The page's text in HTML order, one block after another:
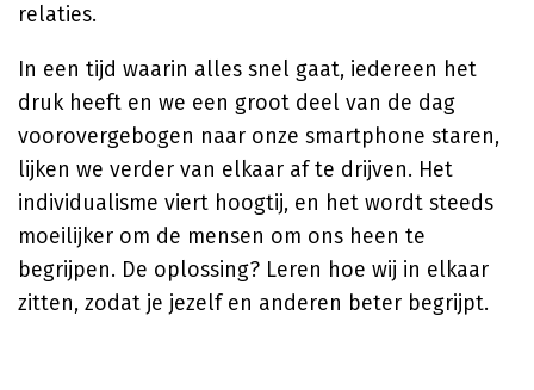
relaties.
In een tijd waarin alles snel gaat, iedereen het
druk heeft en we een groot deel van de dag
voorovergebogen naar onze smartphone staren,
lijken we verder van elkaar af te drijven. Het
individualisme viert hoogtij, en het wordt steeds
moeilijker om de mensen om ons heen te
begrijpen. De oplossing? Leren hoe wij in elkaar
zitten, zodat je jezelf en anderen beter begrijpt.